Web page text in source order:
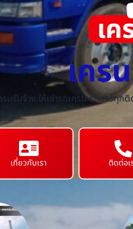
เคร
รนรับจ้าง ให้เช่ารถเครน รถบรรทุ
เกี่ยวกับเรา ติดต่อเ